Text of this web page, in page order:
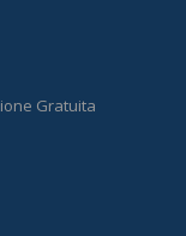
Gratuita